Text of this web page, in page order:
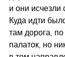
и они
Куда идти
там дорога,
палаток, но